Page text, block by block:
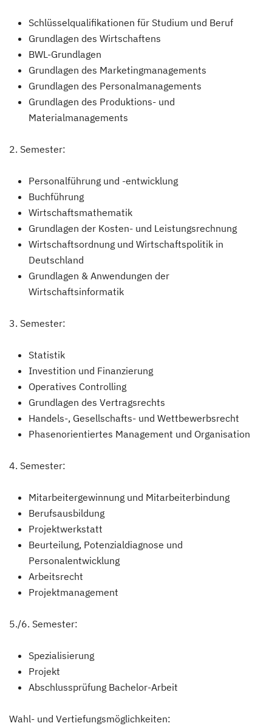
Schlüsselqualifikationen für Studium und Beruf
Grundlagen des Wirtschaftens
BWL-Grundlagen
Grundlagen des Marketingmanagements
Grundlagen des Personalmanagements
Grundlagen des Produktions- und
Materialmanagements
2. Semester:
Personalführung und -entwicklung
Buchführung
Wirtschaftsmathematik
Grundlagen der Kosten- und Leistungsrechnung
Wirtschaftsordnung und Wirtschaftspolitik in
Deutschland
Grundlagen & Anwendungen der
Wirtschaftsinformatik
3. Semester:
Statistik
Investition und Finanzierung
Operatives Controlling
Grundlagen des Vertragsrechts
Handels-, Gesellschafts- und Wettbewerbsrecht
Phasenorientiertes Management und Organisation
4. Semester:
Mitarbeitergewinnung und Mitarbeiterbindung
Berufsausbildung
Projektwerkstatt
Beurteilung, Potenzialdiagnose und
Personalentwicklung
Arbeitsrecht
Projektmanagement
5./6. Semester:
Spezialisierung
Projekt
Abschlussprüfung Bachelor-Arbeit
Wahl- und Vertiefungsmöglichkeiten: